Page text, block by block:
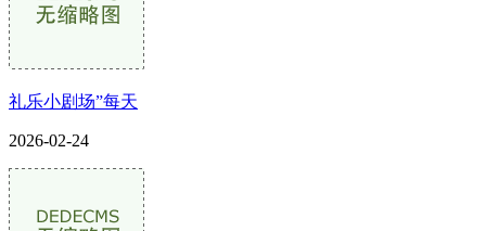
礼乐小剧场”每天
2026-02-24